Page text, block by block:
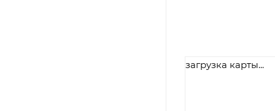
загрузка карты...